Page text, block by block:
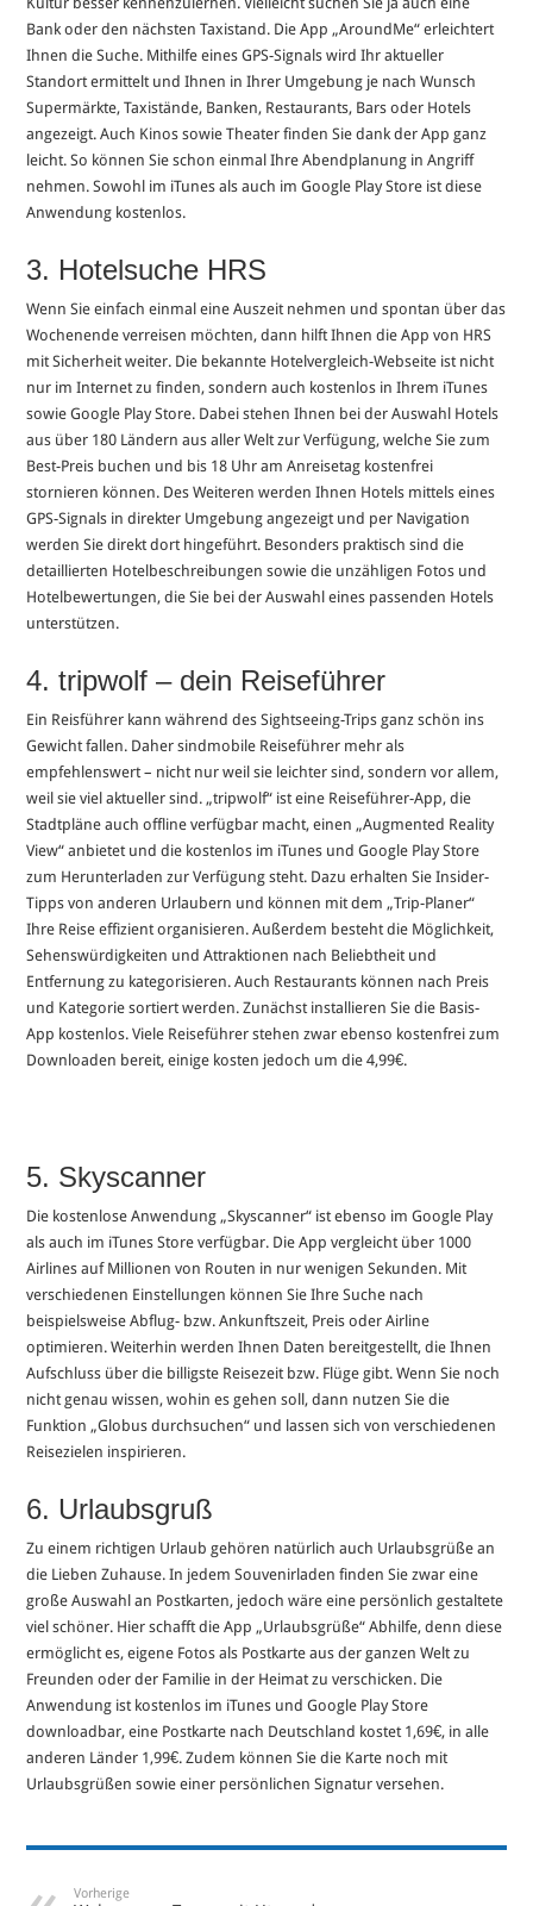
Bank oder den nächsten Taxistand. Die App „AroundMe“ erleichtert
Ihnen die Suche. Mithilfe eines GPS-Signals wird Ihr aktueller
Standort ermittelt und Ihnen in Ihrer Umgebung je nach Wunsch
Supermärkte, Taxistände, Banken, Restaurants, Bars oder Hotels
angezeigt. Auch Kinos sowie Theater finden Sie dank der App ganz
leicht. So können Sie schon einmal Ihre Abendplanung in Angriff
nehmen. Sowohl im iTunes als auch im Google Play Store ist diese
Anwendung kostenlos.
3. Hotelsuche HRS
Wenn Sie einfach einmal eine Auszeit nehmen und spontan über das
Wochenende verreisen möchten, dann hilft Ihnen die App von HRS
mit Sicherheit weiter. Die bekannte Hotelvergleich-Webseite ist nicht
nur im Internet zu finden, sondern auch kostenlos in Ihrem iTunes
sowie Google Play Store. Dabei stehen Ihnen bei der Auswahl Hotels
aus über 180 Ländern aus aller Welt zur Verfügung, welche Sie zum
Best-Preis buchen und bis 18 Uhr am Anreisetag kostenfrei
stornieren können. Des Weiteren werden Ihnen Hotels mittels eines
GPS-Signals in direkter Umgebung angezeigt und per Navigation
werden Sie direkt dort hingeführt. Besonders praktisch sind die
detaillierten Hotelbeschreibungen sowie die unzähligen Fotos und
Hotelbewertungen, die Sie bei der Auswahl eines passenden Hotels
unterstützen.
4. tripwolf – dein Reiseführer
Ein Reisführer kann während des Sightseeing-Trips ganz schön ins
Gewicht fallen. Daher sindmobile Reiseführer mehr als
empfehlenswert – nicht nur weil sie leichter sind, sondern vor allem,
weil sie viel aktueller sind. „tripwolf“ ist eine Reiseführer-App, die
Stadtpläne auch offline verfügbar macht, einen „Augmented Reality
View“ anbietet und die kostenlos im iTunes und Google Play Store
zum Herunterladen zur Verfügung steht. Dazu erhalten Sie Insider-
Tipps von anderen Urlaubern und können mit dem „Trip-Planer“
Ihre Reise effizient organisieren. Außerdem besteht die Möglichkeit,
Sehenswürdigkeiten und Attraktionen nach Beliebtheit und
Entfernung zu kategorisieren. Auch Restaurants können nach Preis
und Kategorie sortiert werden. Zunächst installieren Sie die Basis-
App kostenlos. Viele Reiseführer stehen zwar ebenso kostenfrei zum
Downloaden bereit, einige kosten jedoch um die 4,99€.
5. Skyscanner
Die kostenlose Anwendung „Skyscanner“ ist ebenso im Google Play
als auch im iTunes Store verfügbar. Die App vergleicht über 1000
Airlines auf Millionen von Routen in nur wenigen Sekunden. Mit
verschiedenen Einstellungen können Sie Ihre Suche nach
beispielsweise Abflug- bzw. Ankunftszeit, Preis oder Airline
optimieren. Weiterhin werden Ihnen Daten bereitgestellt, die Ihnen
Aufschluss über die billigste Reisezeit bzw. Flüge gibt. Wenn Sie noch
nicht genau wissen, wohin es gehen soll, dann nutzen Sie die
Funktion „Globus durchsuchen“ und lassen sich von verschiedenen
Reisezielen inspirieren.
6. Urlaubsgruß
Zu einem richtigen Urlaub gehören natürlich auch Urlaubsgrüße an
die Lieben Zuhause. In jedem Souvenirladen finden Sie zwar eine
große Auswahl an Postkarten, jedoch wäre eine persönlich gestaltete
viel schöner. Hier schafft die App „Urlaubsgrüße“ Abhilfe, denn diese
ermöglicht es, eigene Fotos als Postkarte aus der ganzen Welt zu
Freunden oder der Familie in der Heimat zu verschicken. Die
Anwendung ist kostenlos im iTunes und Google Play Store
downloadbar, eine Postkarte nach Deutschland kostet 1,69€, in alle
anderen Länder 1,99€. Zudem können Sie die Karte noch mit
Urlaubsgrüßen sowie einer persönlichen Signatur versehen.
Vorherige